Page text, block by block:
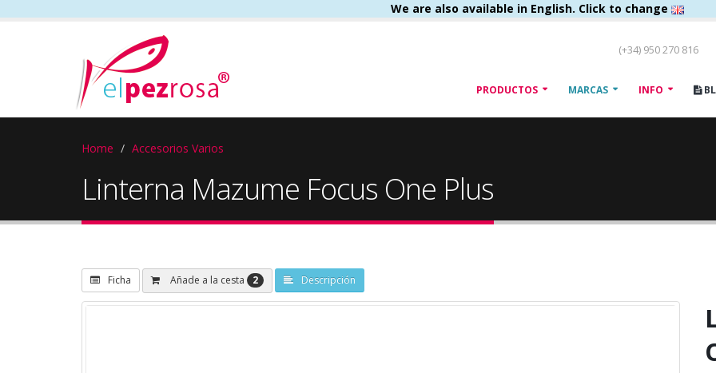
We are also available in English. Click to change
(+34) 950 270 816
PRODUCTOS MARCAS INFO
Home Accesorios Varios
Linterna Mazume Focus One Plus
Ficha Añade a la cesta 2 Descripción